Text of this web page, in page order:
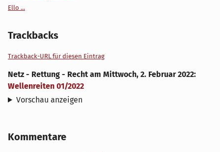
Ello ...
Trackbacks
Trackback-URL für diesen Eintrag
Netz - Rettung - Recht am Mittwoch, 2. Februar 2022:
Wellenreiten 01/2022
Vorschau anzeigen
Kommentare